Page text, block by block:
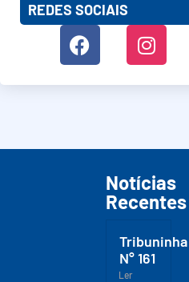
REDES SOCIAIS
Notícias
Recentes
Tribuninha
N° 161
Ler